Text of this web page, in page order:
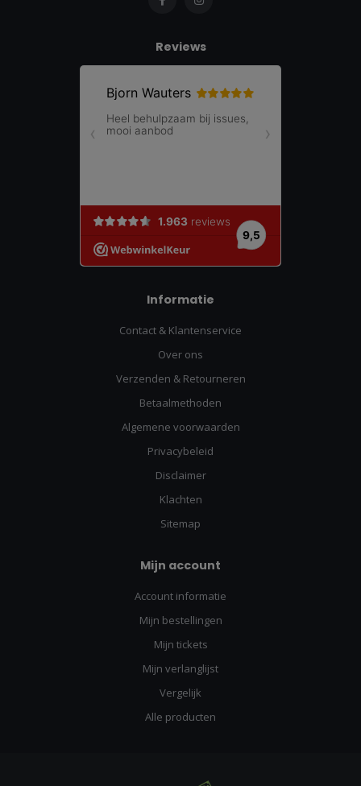
Reviews
Informatie
Contact & Klantenservice
Over ons
Verzenden & Retourneren
Betaalmethoden
Algemene voorwaarden
Privacybeleid
Disclaimer
Klachten
Sitemap
Mijn account
Account informatie
Mijn bestellingen
Mijn tickets
Mijn verlanglijst
Vergelijk
Alle producten